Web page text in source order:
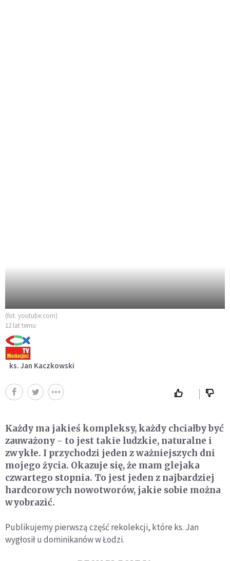
(fot. youtube.com)
12 lat temu
ks. Jan Kaczkowski
Każdy ma jakieś kompleksy, każdy chciałby być
zauważony - to jest takie ludzkie, naturalne i
zwykłe. I przychodzi jeden z ważniejszych dni
mojego życia. Okazuje się, że mam glejaka
czwartego stopnia. To jest jeden z najbardziej
hardcorowych nowotworów, jakie sobie można
wyobrazić.
Publikujemy pierwszą część rekolekcji, które ks. Jan
wygłosił u dominikanów w Łodzi.